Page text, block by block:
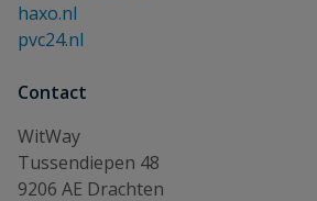
haxo.nl
pvc24.nl
Contact
WitWay
Tussendiepen 48
9206 AE Drachten